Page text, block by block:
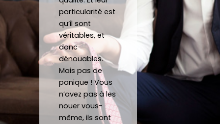
avoir
porté
la
crava
te 12
heure
s
man
item
atten
noeu
gratu
item
ent
un
particularité est
qu’il sont
véritables, et
donc
dénouables.
Mais pas de
panique ! Vous
n’avez pas à les
nouer vous-
même, ils sont